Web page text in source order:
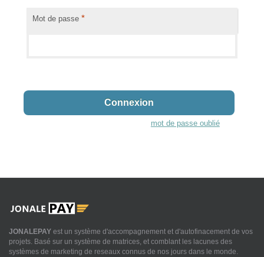
Mot de passe*
mot de passe oublié
JONALEPAY est un système d'accompagnement et d'autofinacement de vos
projets. Basé sur un système de matrices, et comblant les lacunes des
systèmes de marketing de reseaux connus de nos jours dans le monde.